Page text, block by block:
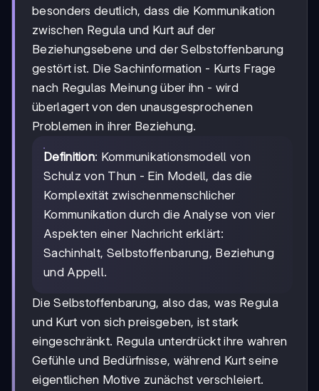
besonders deutlich, dass die Kommunikation
zwischen Regula und Kurt auf der
Beziehungsebene und der Selbstoffenbarung
gestört ist. Die Sachinformation - Kurts Frage
nach Regulas Meinung über ihn - wird
überlagert von den unausgesprochenen
Problemen in ihrer Beziehung.
Definition: Kommunikationsmodell von
Schulz von Thun - Ein Modell, das die
Komplexität zwischenmenschlicher
Kommunikation durch die Analyse von vier
Aspekten einer Nachricht erklärt:
Sachinhalt, Selbstoffenbarung, Beziehung
und Appell.
Die Selbstoffenbarung, also das, was Regula
und Kurt von sich preisgeben, ist stark
eingeschränkt. Regula unterdrückt ihre wahren
Gefühle und Bedürfnisse, während Kurt seine
eigentlichen Motive zunächst verschleiert.